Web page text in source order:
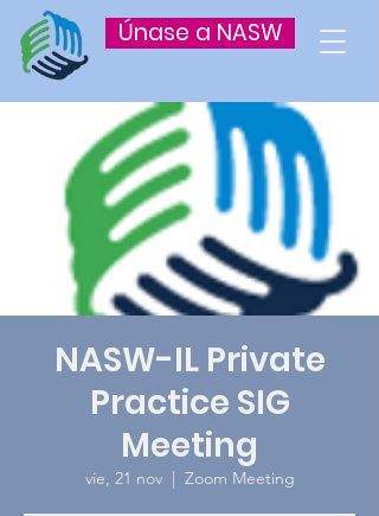
Únase a NASW
NASW-IL Private
Practice SIG
Meeting
vie, 21 nov
  |
Zoom Meeting